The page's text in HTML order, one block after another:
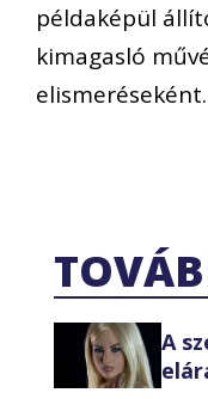
példaképül
kimagasló
elismeréseként.
A